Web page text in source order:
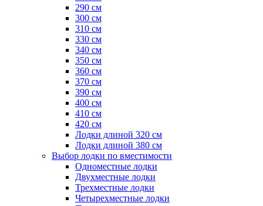
290 см
300 см
310 см
330 см
340 см
350 см
360 см
370 см
390 см
400 см
410 см
420 см
Лодки длиной 320 см
Лодки длиной 380 см
Выбор лодки по вместимости
Одноместные лодки
Двухместные лодки
Трехместные лодки
Четырехместные лодки